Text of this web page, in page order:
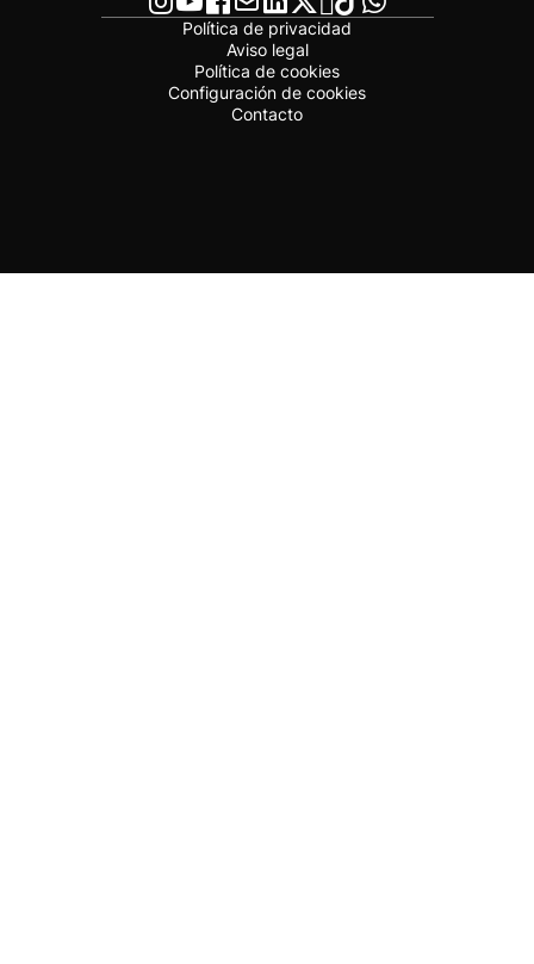
Política de privacidad
Aviso legal
Política de cookies
Configuración de cookies
Contacto